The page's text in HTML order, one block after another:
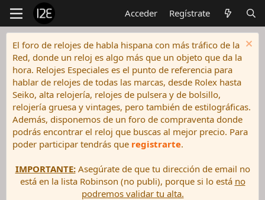
Acceder Regístrate
El foro de relojes de habla hispana con más tráfico de la
Red, donde un reloj es algo más que un objeto que da la
hora. Relojes Especiales es el punto de referencia para
hablar de relojes de todas las marcas, desde Rolex hasta
Seiko, alta relojería, relojes de pulsera y de bolsillo,
relojería gruesa y vintages, pero también de estilográficas.
Además, disponemos de un foro de compraventa donde
podrás encontrar el reloj que buscas al mejor precio. Para
poder participar tendrás que registrarte.
IMPORTANTE:Asegúrate de que tu dirección de email no
está en la lista Robinson (no publi), porque si lo está no
podremos validar tu alta.